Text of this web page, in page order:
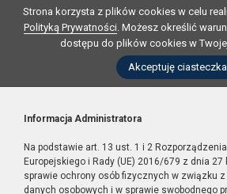
Strona korzysta z plików cookies w celu
Polityką Prywatności. Możesz określić
dostępu do plików cookies w
Akceptuję ciasteczka
Informacja Administratora
Na podstawie art. 13 ust. 1 i 2
Europejskiego i Rady (UE) 2016/679 z dnia 27
sprawie ochrony osób fizycznych w związku
danych osobowych i w sprawie swobodnego